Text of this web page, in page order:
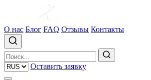
О нас Блог FAQ Отзывы Контакты
Оставить заявку